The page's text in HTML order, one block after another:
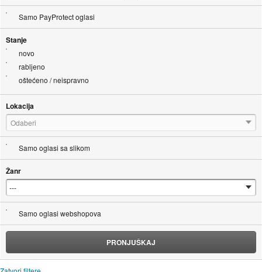
Samo PayProtect oglasi
Stanje
novo
rabljeno
oštećeno / neispravno
Lokacija
Odaberi
Samo oglasi sa slikom
Žanr
Samo oglasi webshopova
PRONJUŠKAJ